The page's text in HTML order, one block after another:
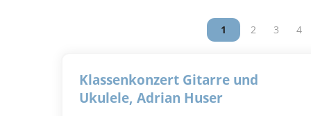
Vous êtes sur la
1 Vous êtes
2 Vous
3 4
Klassenkonzert Gitarre und
Ukulele, Adrian Huser